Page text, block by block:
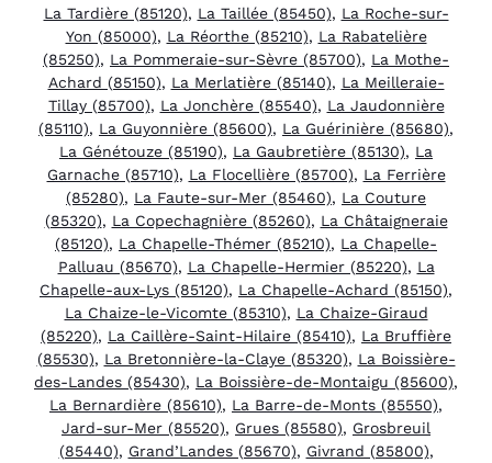
La Tardière (85120), La Taillée (85450), La Roche-sur-
Yon (85000), La Réorthe (85210), La Rabatelière
(85250), La Pommeraie-sur-Sèvre (85700), La Mothe-
Achard (85150), La Merlatière (85140), La Meilleraie-
Tillay (85700), La Jonchère (85540), La Jaudonnière
(85110), La Guyonnière (85600), La Guérinière (85680),
La Génétouze (85190), La Gaubretière (85130), La
Garnache (85710), La Flocellière (85700), La Ferrière
(85280), La Faute-sur-Mer (85460), La Couture
(85320), La Copechagnière (85260), La Châtaigneraie
(85120), La Chapelle-Thémer (85210), La Chapelle-
Palluau (85670), La Chapelle-Hermier (85220), La
Chapelle-aux-Lys (85120), La Chapelle-Achard (85150),
La Chaize-le-Vicomte (85310), La Chaize-Giraud
(85220), La Caillère-Saint-Hilaire (85410), La Bruffière
(85530), La Bretonnière-la-Claye (85320), La Boissière-
des-Landes (85430), La Boissière-de-Montaigu (85600),
La Bernardière (85610), La Barre-de-Monts (85550),
Jard-sur-Mer (85520), Grues (85580), Grosbreuil
(85440), Grand’Landes (85670), Givrand (85800),